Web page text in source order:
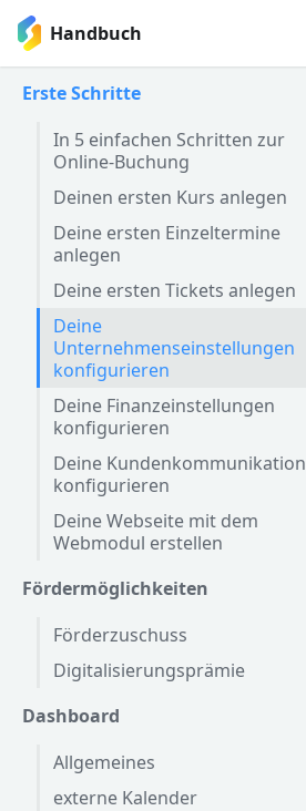
Handbuch
Erste Schritte
In 5 einfachen Schritten zur
Online-Buchung
Deinen ersten Kurs anlegen
Deine ersten Einzeltermine
anlegen
Deine ersten Tickets anlegen
Deine
Unternehmenseinstellungen
konfigurieren
Deine Finanzeinstellungen
konfigurieren
Deine Kundenkommunikation
konfigurieren
Deine Webseite mit dem
Webmodul erstellen
Fördermöglichkeiten
Förderzuschuss
Digitalisierungsprämie
Dashboard
Allgemeines
externe Kalender